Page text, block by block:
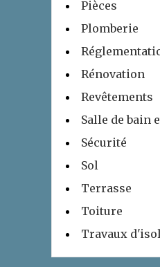
Pièces
Plomberie
Rénovation
Revêtements
Salle de bain
Sécurité
Sol
Terrasse
Toiture
Travaux